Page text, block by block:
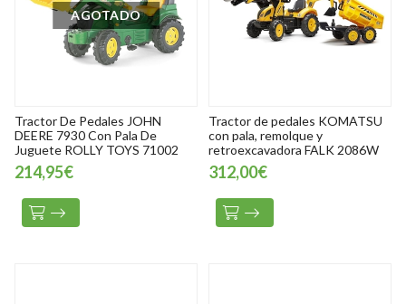
AGOTADO
Tractor De Pedales JOHN
DEERE 7930 Con Pala De
Juguete ROLLY TOYS 71002
214,95€
Tractor de pedales KOMATSU
con pala, remolque y
retroexcavadora FALK 2086W
312,00€